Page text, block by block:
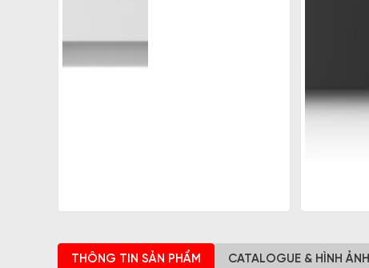
THÔNG TIN SẢN PHẨM CATALOGUE & HÌNH ẢNH